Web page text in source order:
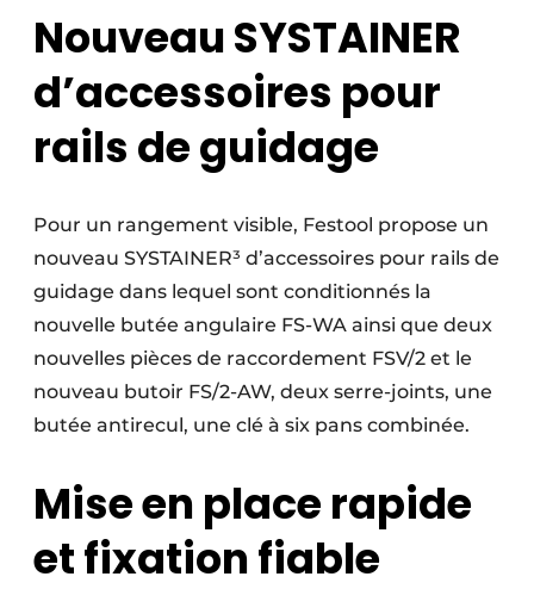
Nouveau SYSTAINER
d’accessoires pour
rails de guidage
Pour un rangement visible, Festool propose un
nouveau SYSTAINER³ d’accessoires pour rails de
guidage dans lequel sont conditionnés la
nouvelle butée angulaire FS-WA ainsi que deux
nouvelles pièces de raccordement FSV/2 et le
nouveau butoir FS/2-AW, deux serre-joints, une
butée antirecul, une clé à six pans combinée.
Mise en place rapide
et fixation fiable